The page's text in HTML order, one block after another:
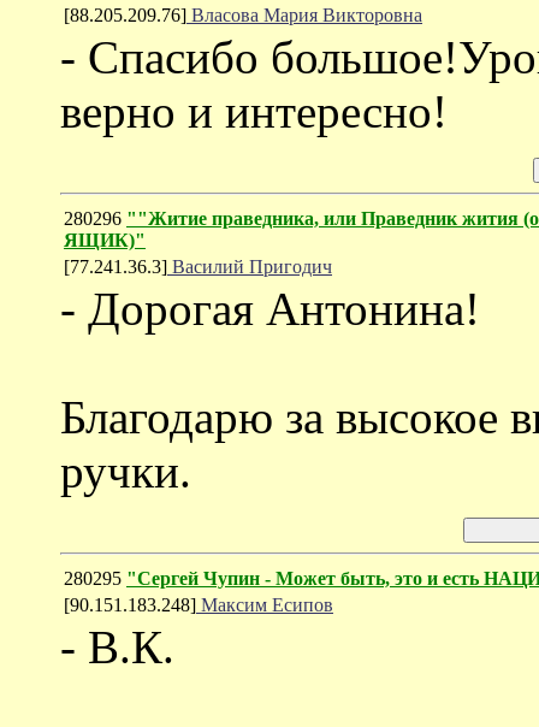
[88.205.209.76] Власова Мария Викторовна
- Спасибо
верно и интересно!
280296 ""Житие праведника, или Праведник
ЯЩИК)"
[77.241.36.3] Василий Пригодич
- Дорогая Антонина!
Благодарю за
ручки.
280295 "Сергей Чупин - Может быть, это и есть
[90.151.183.248] Максим Есипов
- В.К.